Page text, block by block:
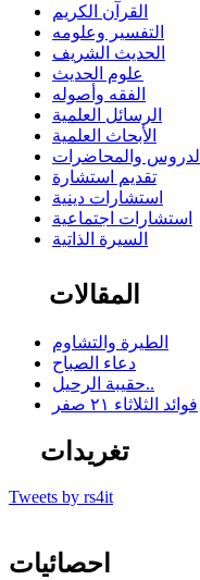
القرآن الكريم
التفسير وعلومه
الحديث الشريف
علوم الحديث
الفقه وأصوله
الرسائل العلمية
الأبحاث العلمية
الدروس والمحاضرات
تقديم استشارة
استشارات دينية
استشارات اجتماعية
السيرة الذاتية
المقالات
الطيرة والتشاوم
دعاء الصباح
حقيبة الرحيل..
فوائد الثلاثاء ٢١ صفر
تغريدات
Tweets by rs4it
احصائيات